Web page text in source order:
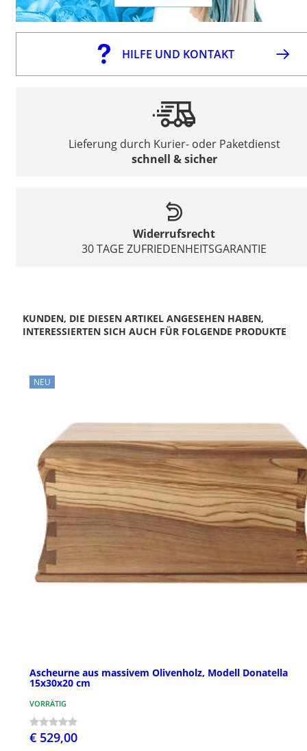
HILFE UND KONTAKT
Lieferung durch Kurier- oder Paketdienst
schnell & sicher
Widerrufsrecht
30 TAGE ZUFRIEDENHEITSGARANTIE
KUNDEN, DIE DIESEN ARTIKEL ANGESEHEN HABEN,
INTERESSIERTEN SICH AUCH FÜR FOLGENDE PRODUKTE
NEU
Ascheurne aus massivem Olivenholz, Modell Donatella
15x30x20 cm
VORRÄTIG
€ 529,00